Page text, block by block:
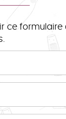
ce formulaire